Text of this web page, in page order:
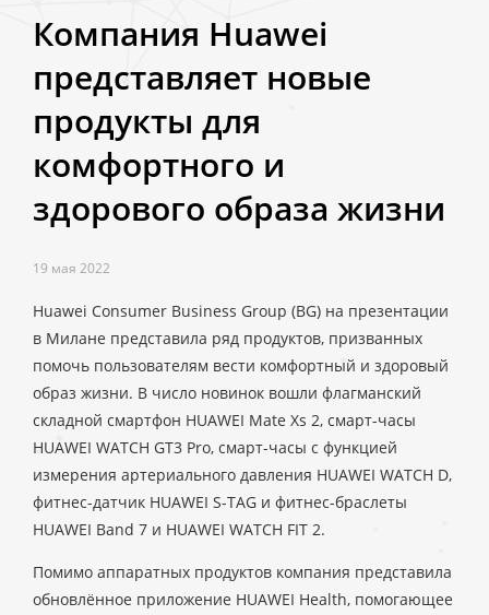
Компания Huawei
представляет новые
продукты для
комфортного и
здорового образа жизни
19 мая 2022
Huawei Consumer Business Group (BG) на презентации
в Милане представила ряд продуктов, призванных
помочь пользователям вести комфортный и здоровый
образ жизни. В число новинок вошли флагманский
складной смартфон HUAWEI Mate Xs 2, смарт-часы
HUAWEI WATCH GT3 Pro, смарт-часы с функцией
измерения артериального давления HUAWEI WATCH D,
фитнес-датчик HUAWEI S-TAG и фитнес-браслеты
HUAWEI Band 7 и HUAWEI WATCH FIT 2.
Помимо аппаратных продуктов компания представила
обновлённое приложение HUAWEI Health, помогающее